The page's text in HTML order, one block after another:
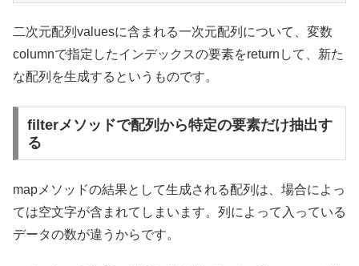
二次元配列valuesに含まれる一次元配列について、変数
columnで指定したインデックスの要素をreturnして、新た
な配列を生成するというものです。
filterメソッドで配列から特定の要素だけ抽出す
る
mapメソッドの結果として生成される配列は、場合によっ
ては空文字が含まれてしまいます。列によって入っている
データの数が違うからです。